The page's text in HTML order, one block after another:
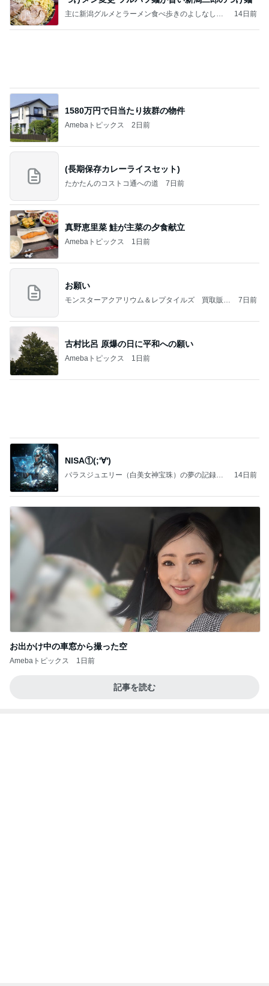
主に新潟グルメとラーメン食べ歩きのよしなしご
14日前
1580万円で日当たり抜群の物件
Amebaトピックス 2日前
(長期保存カレーライスセット)
たかたんのコストコ通への道 7日前
真野恵里菜 鮭が主菜の夕食献立
Amebaトピックス 1日前
お願い
モンスターアクアリウム＆レプタイルズ 買取販売
7日前
古村比呂 原爆の日に平和への願い
Amebaトピックス 1日前
NISA①(;'∀')
パラスジュエリー（白美女神宝珠）の夢の記録
14日前
お出かけ中の車窓から撮った空
Amebaトピックス 1日前
記事を読む